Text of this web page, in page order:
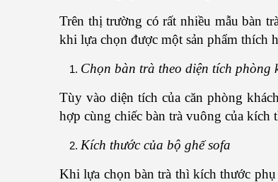
Trên thị trường có rất nhiều mẫu bàn
khi lựa chọn được một sản phẩm thích
Chọn bàn trà theo diện tích phòng
Tùy vào diện tích của căn phòng
hợp cùng chiếc bàn trà vuông của
Kích thước của bộ ghế sofa
Khi lựa chọn bàn trà thì kích thước